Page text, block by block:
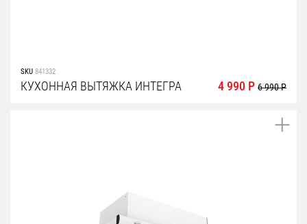
SKU 841332
КУХОННАЯ ВЫТЯЖКА ИНТЕГРА 4 990 Р 6 990 Р